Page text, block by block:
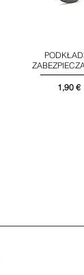
Podgląd
Cena
1,90 €